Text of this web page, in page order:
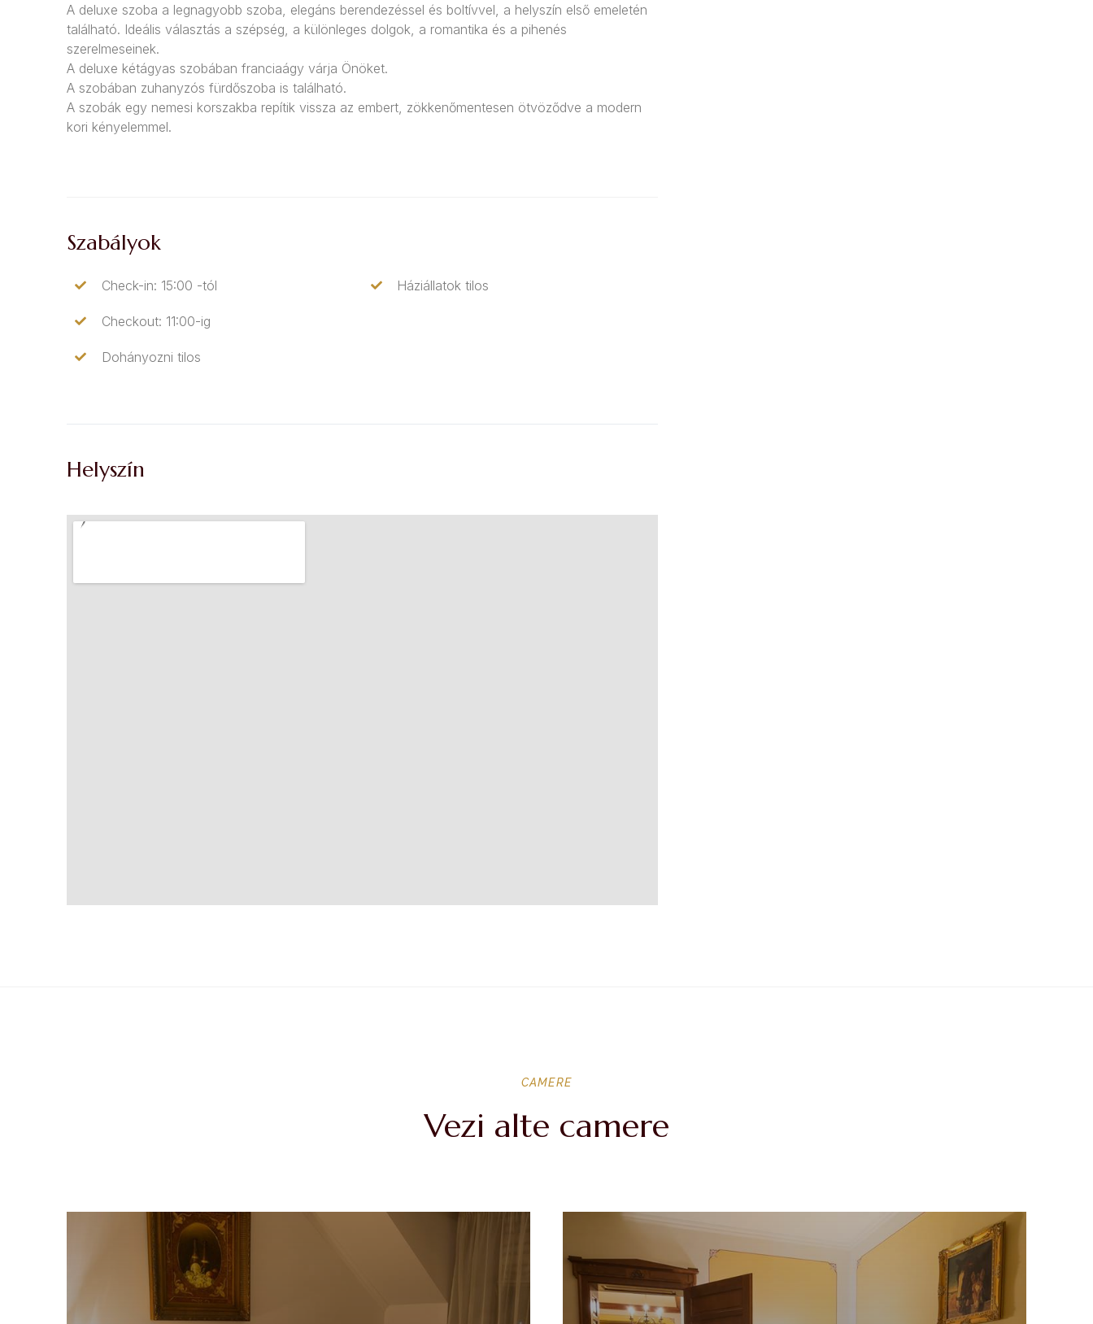
A deluxe szoba a legnagyobb szoba, elegáns berendezéssel és boltívvel, a helyszín első emeletén
található. Ideális választás a szépség, a különleges dolgok, a romantika és a pihenés
szerelmeseinek.
A deluxe kétágyas szobában franciaágy várja Önöket.
A szobában zuhanyzós fürdőszoba is található.
A szobák egy nemesi korszakba repítik vissza az embert, zökkenőmentesen ötvöződve a modern
kori kényelemmel.
Szabályok
Check-in: 15:00 -tól
Checkout: 11:00-ig
Dohányozni tilos
Háziállatok tilos
Helyszín
CAMERE
Vezi alte camere